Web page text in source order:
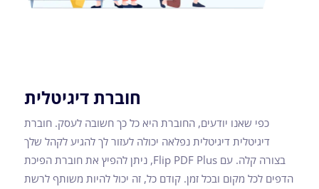
חוברת דיגיטלית
כפי שאנו יודעים, החוברת היא כל כך חשובה לעסק. חוברת
דיגיטלית דיגיטלית נפלאה יכולה לעזור לך להגיע לקהל שלך
בצורה קלה. עם Flip PDF Plus, ניתן להפיץ את חוברת הפיכת
הדפים לכל מקום ובכל זמן. קודם כל, זה יכול להיות משותף לרשת